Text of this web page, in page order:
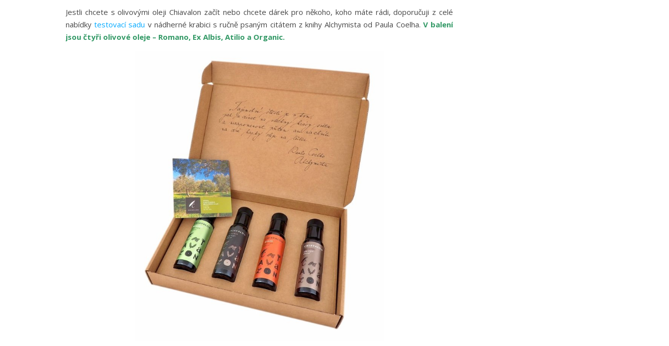
Jestli chcete s olivovými oleji Chiavalon začít nebo chcete dárek pro někoho, koho máte rádi, doporučuji z celé
nabídkytestovací sadu v nádherné krabici s ručně psaným citátem z knihy Alchymista od Paula Coelha. V balení
jsou čtyři olivové oleje – Romano, Ex Albis, Atilio a Organic.